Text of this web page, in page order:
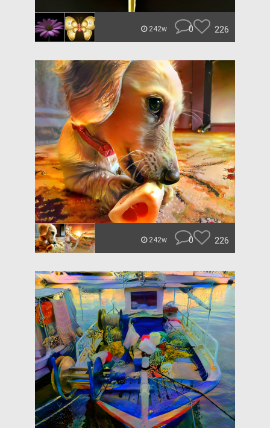
242w 0 226
242w 0 226